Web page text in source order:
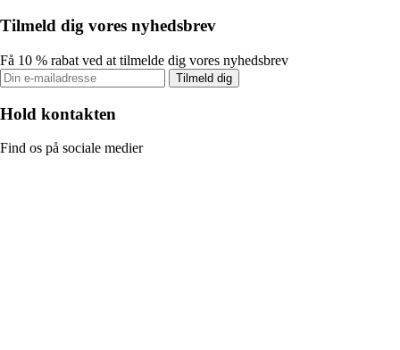
Tilmeld dig vores nyhedsbrev
Få 10 % rabat ved at tilmelde dig vores nyhedsbrev
Tilmeld dig
Hold kontakten
Find os på sociale medier